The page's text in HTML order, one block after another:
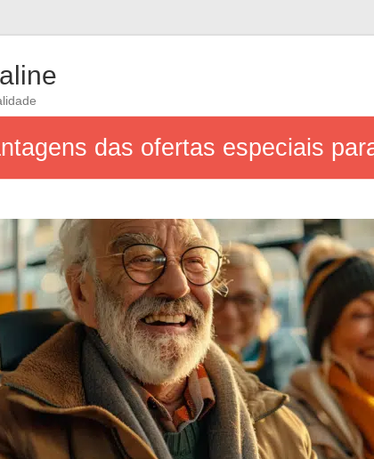
das ofertas especiais